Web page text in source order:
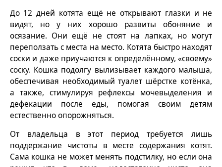
До 12 дней котята ещё не открывают глазки и не
видят, но у них хорошо развиты обоняние и
осязание. Они ещё не стоят на лапках, но могут
переползать с места на место. Котята быстро находят
соски и даже приучаются к определённому, «своему»
соску. Кошка подолгу вылизывает каждого малыша,
обеспечивая необходимый туалет шёрстке котёнка,
а также, стимулируя рефлексы мочевыделения и
дефекации после еды, помогая своим детям
естественно опорожняться.
От владельца в этот период требуется лишь
поддержание чистоты в месте содержания котят.
Сама кошка не может менять подстилку, но если она